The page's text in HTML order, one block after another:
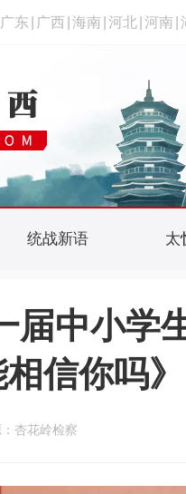
广东 广西 海南 河北 河南
统战新语 太
届中小学
信你吗》
杏花岭检察